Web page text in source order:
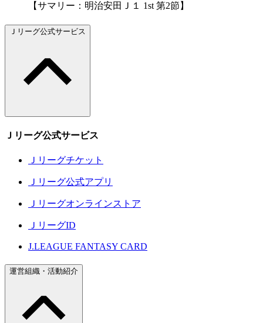
【サマリー：明治安田Ｊ１ 1st 第2節】
Ｊリーグ公式サービス
Ｊリーグ公式サービス
Ｊリーグチケット
Ｊリーグ公式アプリ
Ｊリーグオンラインストア
ＪリーグID
J.LEAGUE FANTASY CARD
運営組織・活動紹介